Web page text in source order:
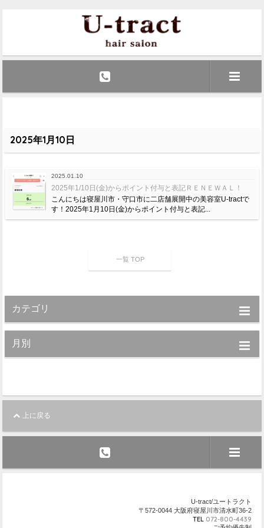
2025年1月10日
2025.01.10
2025年1/10日(金)からポイント付与と表記ＲＥＮＥＷＡＬ！
こんにちは寝屋川市・守口市に二店舗展開中の美容室U-tractで
す！2025年1月10日(金)からポイント付与と表記...
一覧 TOP
カテゴリ
月別
上に戻る
U-tract/ユートラクト
〒572-0044 大阪府寝屋川市清水町36-2
TEL 072-800-4439